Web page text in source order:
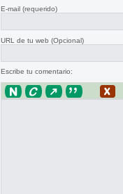
E-mail (requerido)
URL de tu web (Opcional)
Escribe tu comentario: